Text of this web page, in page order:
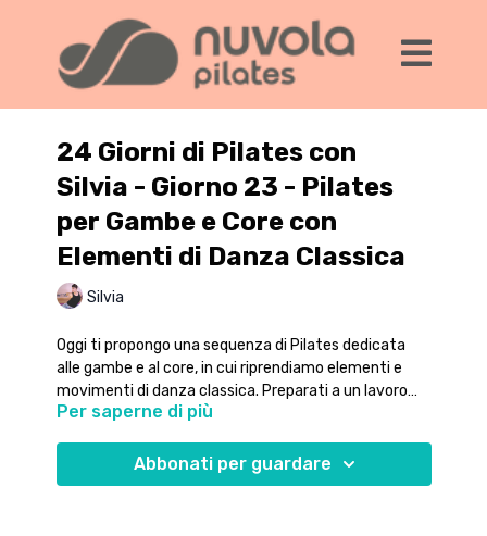
24 Giorni di Pilates con
Silvia - Giorno 23 - Pilates
per Gambe e Core con
Elementi di Danza Classica
Silvia
Oggi ti propongo una sequenza di Pilates dedicata
alle gambe e al core, in cui riprendiamo elementi e
movimenti di danza classica. Preparati a un lavoro
intenso, fluido e alla ricerca dell'eleganza!!!
Buon lavoro!!!
Per saperne di più
Abbonati per guardare